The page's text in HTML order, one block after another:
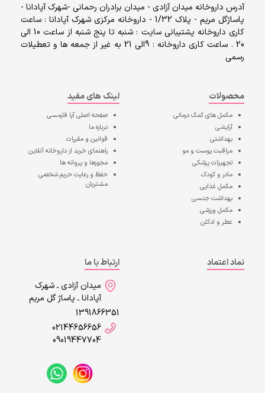
آدرس داروخانه میدان آزادی - میدان برادران رحمانی -شهرک آپادانا -
پاساژگل مریم - پلاک 1/32 - داروخانه مرکزی شهرک آپادانا : ساعت
کاری داروخانه پشتیبانی سایت : شنبه تا پنج شنبه از ساعت 10 الی
20 . ساعت کاری داروخانه : 9الی 21 به غیر از جمعه ها و تعطیلات
رسمی
محصولات
مکمل های کمک درمانی
آرایشی
بهداشتی
مراقبت پوست و مو
تجهیزات پزشکی
مادر و کودک
مکمل غذایی
بهداشت جنسی
مکمل ورزشی
عطر و ادکلن
لینک های مفید
صفحه اصلیآپا فارمسی
درباره ما
قوانین و مقررات
راهنمای خرید از داروخانه آنلاین
مجوزها و پروانه ها
حفظ و رعایت حریم شخصی
مشتریان
نماد اعتماد
ارتباط با ما
میدان آزادی ـ شهرک
آپادانا ـ پاساژ گل مریم
1391866351
02144656656
09019447704